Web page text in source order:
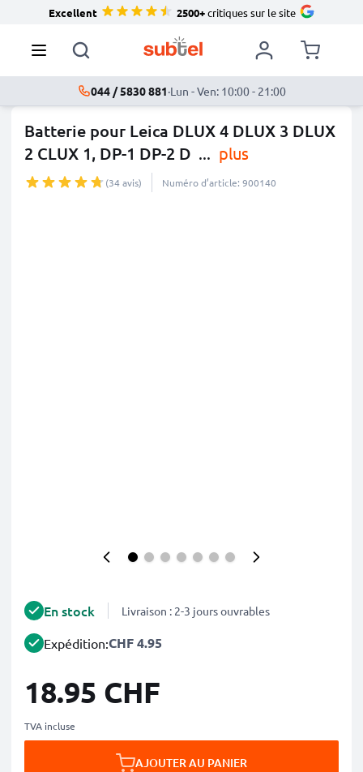
Excellent 2500+critiques sur le site
044 / 5830 881·Lun - Ven: 10:00 - 21:00
Batterie pour Leica DLUX 4 DLUX 3 DLUX
2 CLUX 1, DP-1 DP-2 D ... plus
(34 avis) Numéro d’article: 900140
En stock Livraison : 2-3 jours ouvrables
Expédition:CHF 4.95
18.95 CHF
TVA incluse
AJOUTER AU PANIER